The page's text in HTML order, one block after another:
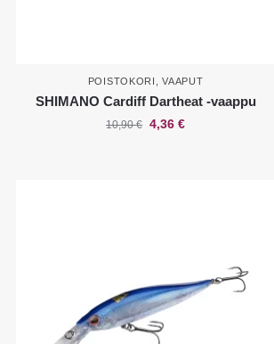
POISTOKORI ,VAAPUT
SHIMANO Cardiff Dartheat -vaappu
10,90€ 4,36€